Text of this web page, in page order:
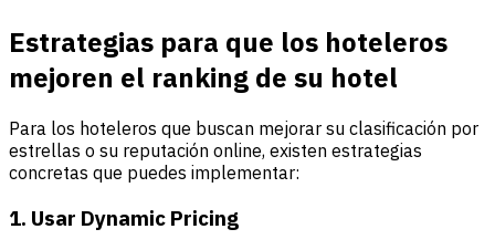
Estrategias para que los hoteleros
mejoren el ranking de su hotel
Para los hoteleros que buscan mejorar su clasificación por
estrellas o su reputación online, existen estrategias
concretas que puedes implementar:
1. Usar Dynamic Pricing